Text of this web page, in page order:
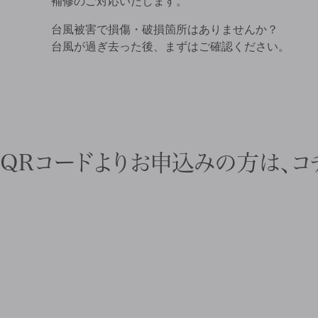
台風被害で損傷・破損箇所はありませんか？
台風が過ぎ去った後、まずはご確認ください。
QRコードよりお申込みの方は、コ